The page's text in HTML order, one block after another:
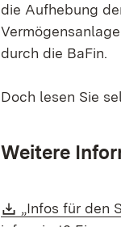
die Aufhebung
durch die BaFin.
Doch lesen Sie
Weitere
Download:
„Infos für den